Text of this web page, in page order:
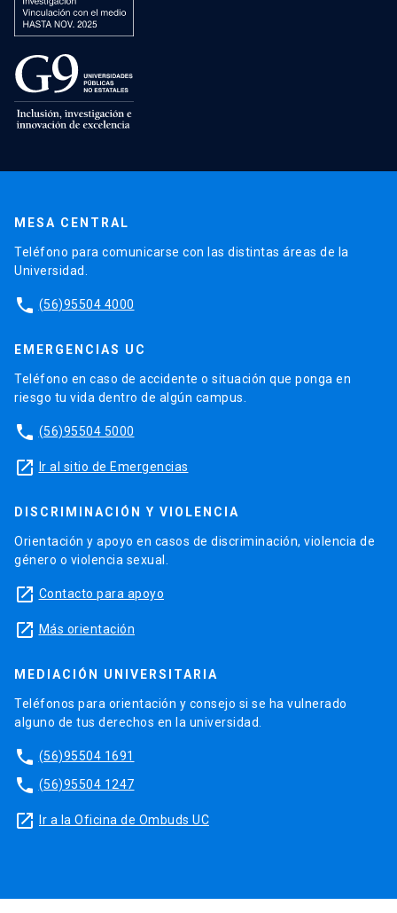
MESA CENTRAL
Teléfono para comunicarse con las distintas áreas de la
Universidad.
phone (56)95504 4000
EMERGENCIAS UC
Teléfono en caso de accidente o situación que ponga en
riesgo tu vida dentro de algún campus.
phone (56)95504 5000
launch Ir al sitio de Emergencias
DISCRIMINACIÓN Y VIOLENCIA
Orientación y apoyo en casos de discriminación, violencia de
género o violencia sexual.
launch Contacto para apoyo
launch Más orientación
MEDIACIÓN UNIVERSITARIA
Teléfonos para orientación y consejo si se ha vulnerado
alguno de tus derechos en la universidad.
phone (56)95504 1691
phone (56)95504 1247
launch Ir a la Oficina de Ombuds UC